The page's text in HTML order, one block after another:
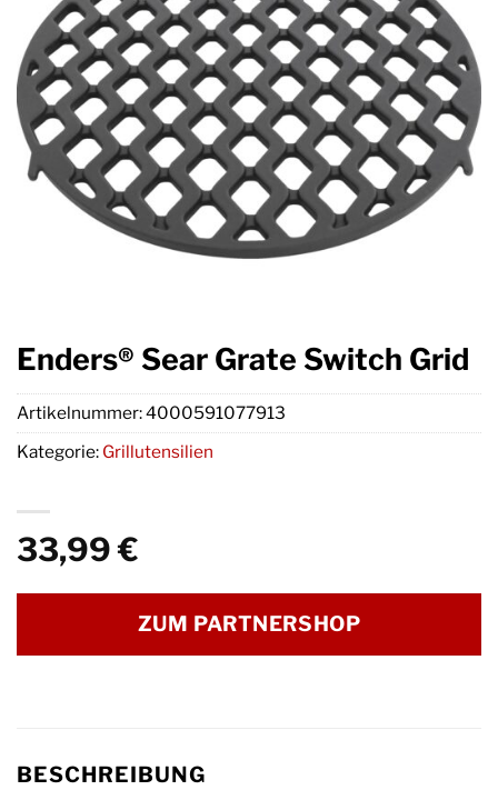
Enders® Sear Grate Switch Grid
33,99€
ZUM PARTNERSHOP
Artikelnummer:4000591077913
Kategorie: Grillutensilien
BESCHREIBUNG